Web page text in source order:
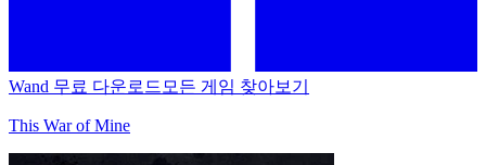
Wand 무료 다운로드 모든 게임 찾아보기
This War of Mine